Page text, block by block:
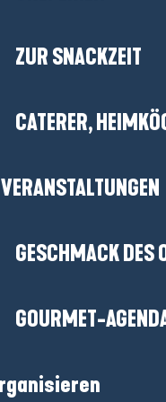
ZUR SNACKZEIT
CATERER,
VERANSTALTUNGEN
GESCHMACK DES
GOURMET-